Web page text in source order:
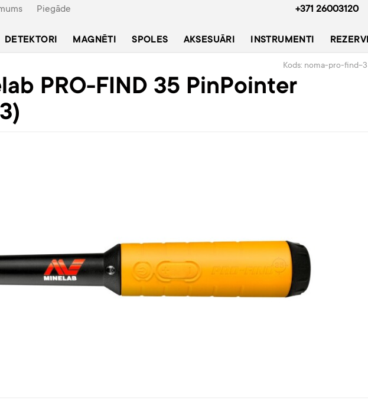
Piegāde +371 26003120
DETEKTORI MAGNĒTI SPOLES AKSESUĀRI INSTRUMENTI
Kods: noma-pro-find-
PRO-FIND 35 PinPointer